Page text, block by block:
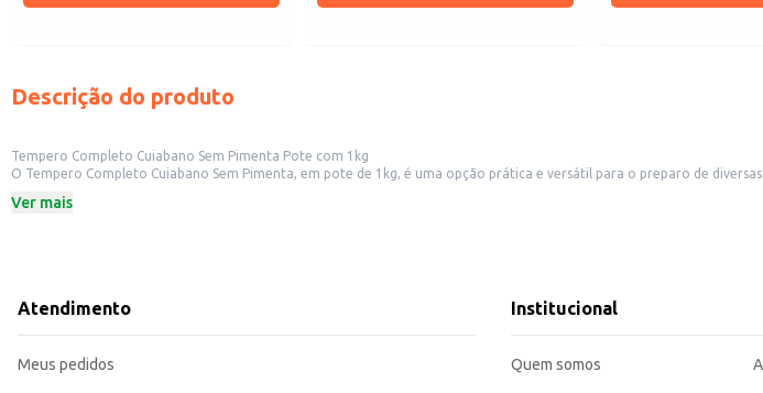
Descrição do produto
Tempero Completo Cuiabano Sem Pimenta Pote com 1kg
O Tempero Completo Cuiabano Sem Pimenta, em pote de 1kg, é uma opção prática e versátil para o preparo de diversas receitas. Sua formulação sem pimenta o torna ideal para um público amplo, permitindo o uso
Dicas de Uso:
O Tempero Completo Cuiabano Sem Pimenta oferece praticidade e sabor, sendo uma escolha eficiente para cozinheiros domésticos e profissionais da área
qualidade, contribuindo para o sucesso de suas receitas.
Departamento: Mercearia
Ver mais
Atendimento
Meus pedidos
Institucional
Quem somos